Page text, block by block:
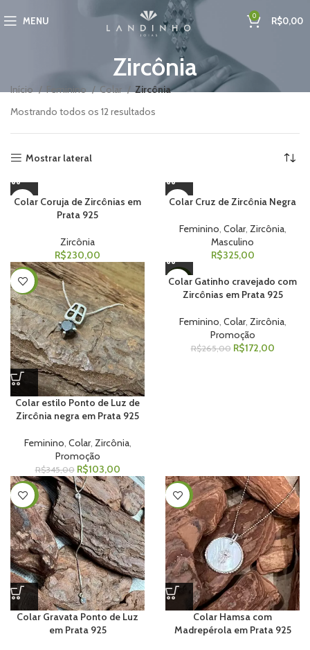
MENU 0 R$0,00
Zircônia
Início Feminino Colar
Zircônia
Mostrando todos os 12 resultados
Mostrar lateral
Colar Coruja de Zircônias em
Prata 925
Zircônia
R$230,00
Colar Cruz de Zircônia Negra
Feminino, Colar, Zircônia,
Masculino
R$325,00
-70%
Colar estilo Ponto de Luz de
Zircônia negra em Prata 925
Feminino, Colar, Zircônia,
Promoção
R$345,00 R$103,00
-35%
Colar Gatinho cravejado com
Zircônias em Prata 925
Feminino, Colar, Zircônia,
Promoção
R$265,00 R$172,00
-40%
Colar Gravata Ponto de Luz
em Prata 925
-25%
Colar Hamsa com
Madrepérola em Prata 925